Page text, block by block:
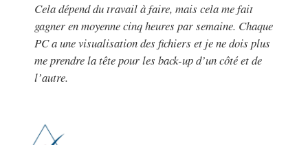
Cela dépend du travail à faire, mais cela me fait
gagner en moyenne cinq heures par semaine. Chaque
PC a une visualisation des fichiers et je ne dois plus
me prendre la tête pour les back-up d’un côté et de
l’autre.